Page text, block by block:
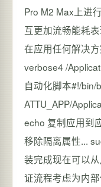
Pro M2 Max上进
互更加流畅能耗
在应用任何解决
verbose4 /
自动化脚本#!/bin/
ATTU_APP/
echo 复制应用到
移除隔离属性...
装完成现在可以
证流程考虑为内